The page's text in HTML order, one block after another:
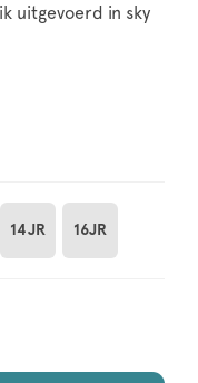
uitgevoerd in sky
14JR 16JR